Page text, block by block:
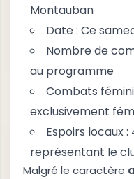
Montauban
Date : Ce
Nombre de
au programme
Combats
exclusivement
Espoirs locaux
représentant le
Malgré le caractère a